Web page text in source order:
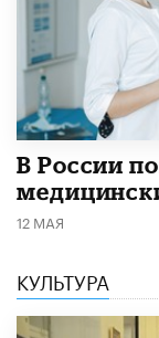
В России
12 МАЯ
КУЛЬТУРА